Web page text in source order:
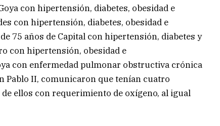
con hipertensión, diabetes, obesidad e
con hipertensión, diabetes, obesidad e
75 años de Capital con hipertensión, diabetes y
con hipertensión, obesidad e
con enfermedad pulmonar obstructiva crónica
Pablo II, comunicaron que tenían cuatro
ellos con requerimiento de oxígeno, al igual